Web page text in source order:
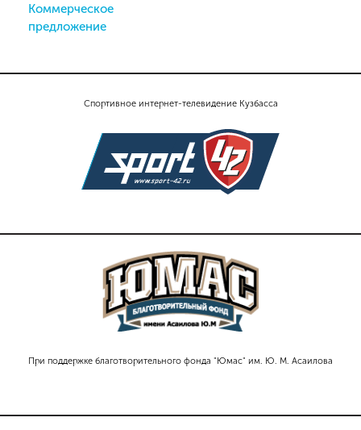
Спортивное интернет-телевидение Кузбасса
При поддержке благотворительного фонда "Юмас" им. Ю. М. Асаилова
Коммерческое
предложение